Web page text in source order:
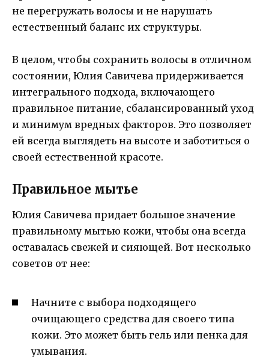
не перегружать волосы и не нарушать
естественный баланс их структуры.
В целом, чтобы сохранить волосы в отличном
состоянии, Юлия Савичева придерживается
интегрального подхода, включающего
правильное питание, сбалансированный уход
и минимум вредных факторов. Это позволяет
ей всегда выглядеть на высоте и заботиться о
своей естественной красоте.
Правильное мытье
Юлия Савичева придает большое значение
правильному мытью кожи, чтобы она всегда
оставалась свежей и сияющей. Вот несколько
советов от нее:
Начните с выбора подходящего
очищающего средства для своего типа
кожи. Это может быть гель или пенка для
умывания.